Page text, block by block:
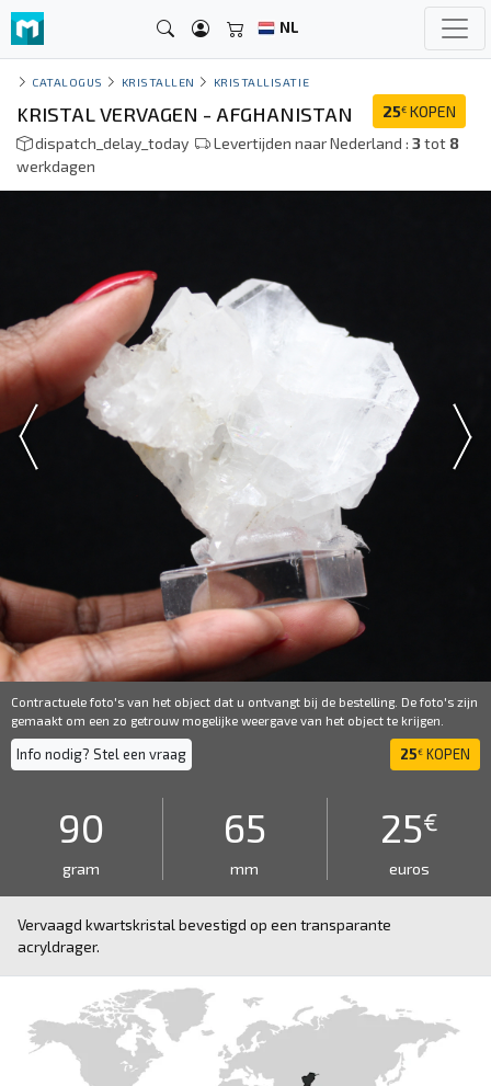
NL
CATALOGUS KRISTALLEN KRISTALLISATIE
25€ KOPEN
KRISTAL VERVAGEN - AFGHANISTAN
dispatch_delay_today Levertijden naar Nederland : 3tot 8
werkdagen
Contractuele foto's van het object dat u ontvangt bij de bestelling. De foto's zijn
gemaakt om een ​​zo getrouw mogelijke weergave van het object te krijgen.
Info nodig? Stel een vraag 25€ KOPEN
90
gram
65
mm
25€
euros
Vervaagd kwartskristal bevestigd op een transparante
acryldrager.